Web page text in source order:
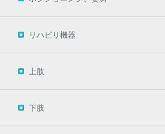
リハビリ機器
上肢
下肢